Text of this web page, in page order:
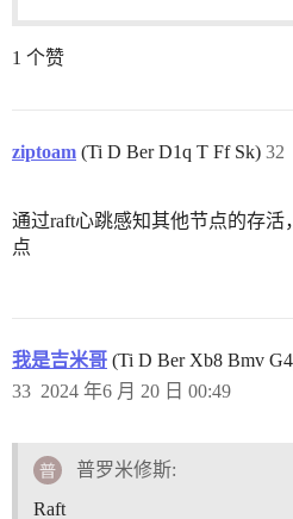
1 个赞
ziptoam (Ti D Ber D1q T Ff Sk) 32
通过raft心跳感知其他节点的存
点
我是吉米哥 (Ti D Ber Xb8 Bmv
2024 年6 月 20 日 00:49
33
普罗米修斯:
Raft